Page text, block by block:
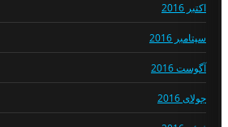
اکتبر 2016
سپتامبر 2016
آگوست 2016
جولای 2016